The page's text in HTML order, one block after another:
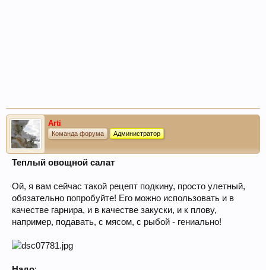
Arti
Команда форума Администратор
Теплый овощной салат
Ой, я вам сейчас такой рецепт подкину, просто улетный,
обязательно попробуйте! Его можно использовать и в
качестве гарнира, и в качестве закуски, и к плову,
например, подавать, с мясом, с рыбой - гениально!